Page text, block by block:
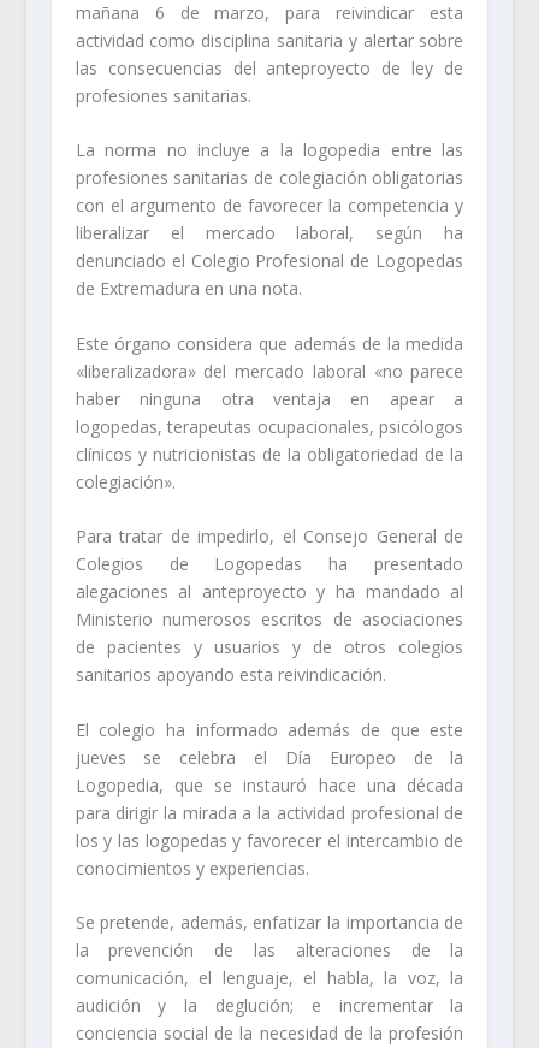
mañana 6 de marzo, para reivindicar esta
actividad como disciplina sanitaria y alertar sobre
las consecuencias del anteproyecto de ley de
profesiones sanitarias.
La norma no incluye a la logopedia entre las
profesiones sanitarias de colegiación obligatorias
con el argumento de favorecer la competencia y
liberalizar el mercado laboral, según ha
denunciado el Colegio Profesional de Logopedas
de Extremadura en una nota.
Este órgano considera que además de la medida
«liberalizadora» del mercado laboral «no parece
haber ninguna otra ventaja en apear a
logopedas, terapeutas ocupacionales, psicólogos
clínicos y nutricionistas de la obligatoriedad de la
colegiación».
Para tratar de impedirlo, el Consejo General de
Colegios de Logopedas ha presentado
alegaciones al anteproyecto y ha mandado al
Ministerio numerosos escritos de asociaciones
de pacientes y usuarios y de otros colegios
sanitarios apoyando esta reivindicación.
El colegio ha informado además de que este
jueves se celebra el Día Europeo de la
Logopedia, que se instauró hace una década
para dirigir la mirada a la actividad profesional de
los y las logopedas y favorecer el intercambio de
conocimientos y experiencias.
Se pretende, además, enfatizar la importancia de
la prevención de las alteraciones de la
comunicación, el lenguaje, el habla, la voz, la
audición y la deglución; e incrementar la
conciencia social de la necesidad de la profesión